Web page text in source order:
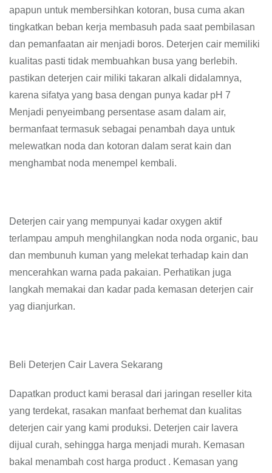
apapun untuk membersihkan kotoran, busa cuma akan
tingkatkan beban kerja membasuh pada saat pembilasan
dan pemanfaatan air menjadi boros. Deterjen cair memiliki
kualitas pasti tidak membuahkan busa yang berlebih.
pastikan deterjen cair miliki takaran alkali didalamnya,
karena sifatya yang basa dengan punya kadar pH 7
Menjadi penyeimbang persentase asam dalam air,
bermanfaat termasuk sebagai penambah daya untuk
melewatkan noda dan kotoran dalam serat kain dan
menghambat noda menempel kembali.
Deterjen cair yang mempunyai kadar oxygen aktif
terlampau ampuh menghilangkan noda noda organic, bau
dan membunuh kuman yang melekat terhadap kain dan
mencerahkan warna pada pakaian. Perhatikan juga
langkah memakai dan kadar pada kemasan deterjen cair
yag dianjurkan.
Beli Deterjen Cair Lavera Sekarang
Dapatkan product kami berasal dari jaringan reseller kita
yang terdekat, rasakan manfaat berhemat dan kualitas
deterjen cair yang kami produksi. Deterjen cair lavera
dijual curah, sehingga harga menjadi murah. Kemasan
bakal menambah cost harga product . Kemasan yang